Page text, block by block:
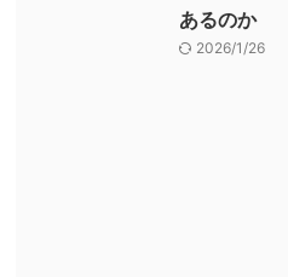
あるのか
2026/1/26